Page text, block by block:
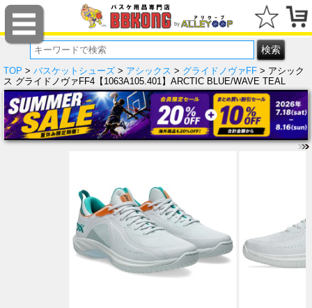
TOP > バスケットシューズ > アシックス > グライドノヴァFF > アシック
ス グライドノヴァFF4【1063A105.401】ARCTIC BLUE/WAVE TEAL